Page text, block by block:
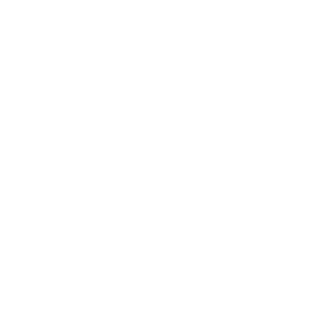
számára?
amelyek miatt kiváló választás a
teszi, hogy vendégeink könnyedén
akár autóval érkeznek. A belváros
a helyszínt, ahol a mi éttermünk, a Callas Café &
kínálhatunk Budapest szívében, amely a
szolgáltatásokkal ötvözi. Mi, a Callas
és különleges legyen, legyen szó esküvőről, céges
tere és rugalmas szolgáltatásai lehetővé teszik,
igényeihez. Látogass el éttermünkbe és
pontjain